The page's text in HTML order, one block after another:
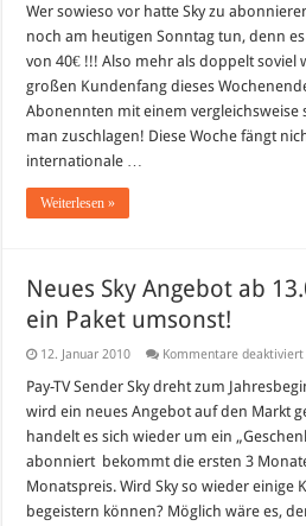
Wer sowieso vor hatte Sky zu
noch am heutigen Sonntag tun, denn
von 40€ !!! Also mehr als doppelt soviel
großen Kundenfang dieses
Abonennten mit einem vergleichsweise
man zuschlagen! Diese Woche fängt
internationale …
Weiterlesen »
Neues Sky Angebot ab
ein Paket umsonst!
12. Januar 2010 Kommentare deaktiviert
Pay-TV Sender Sky dreht zum
wird ein neues Angebot auf den Markt
handelt es sich wieder um ein
abonniert bekommt die ersten 3
Monatspreis. Wird Sky so wieder einige
begeistern können? Möglich wäre es,